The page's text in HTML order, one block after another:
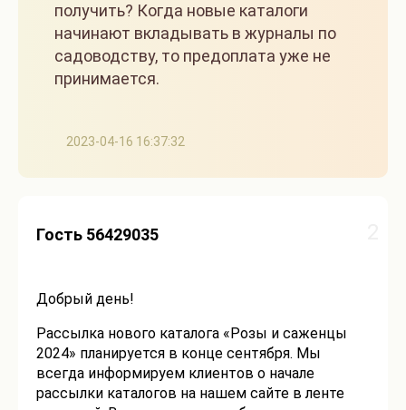
2023-04-16 16:37:32
получить? Когда новые каталоги
начинают вкладывать в журналы по
садоводству, то предоплата уже не
принимается.
Гость 56429035
Добрый день!
Рассылка нового каталога «Розы и саженцы
2024» планируется в конце сентября. Мы
всегда информируем клиентов о начале
рассылки каталогов на нашем сайте в ленте